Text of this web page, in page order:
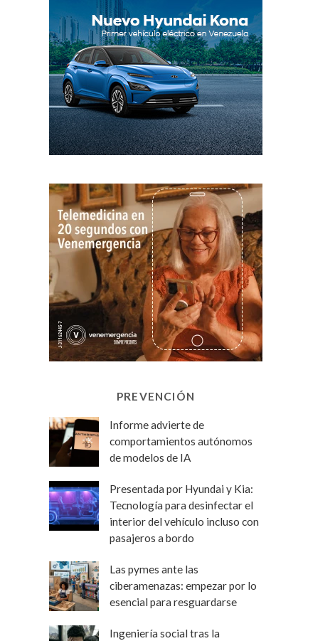
PREVENCIÓN
Informe advierte de
comportamientos autónomos
de modelos de IA
Presentada por Hyundai y Kia:
Tecnología para desinfectar el
interior del vehículo incluso con
pasajeros a bordo
Las pymes ante las
ciberamenazas: empezar por lo
esencial para resguardarse
Ingeniería social tras la